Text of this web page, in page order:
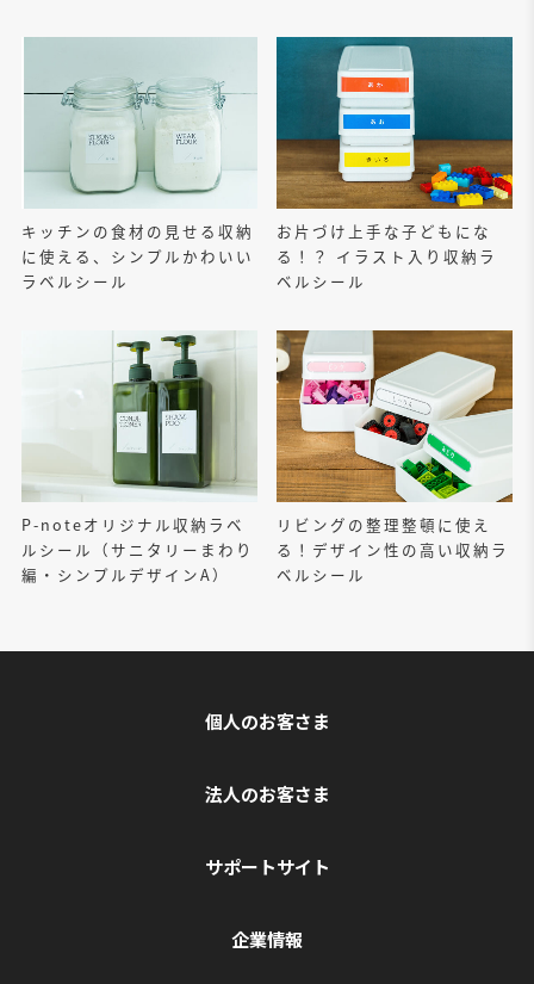
キッチンの食材の見せる収納
に使える、シンプルかわいい
ラベルシール
お片づけ上手な子どもにな
る！？ イラスト入り収納ラ
ベルシール
P-noteオリジナル収納ラベ
ルシール（サニタリーまわり
編・シンプルデザインA）
リビングの整理整頓に使え
る！デザイン性の高い収納ラ
ベルシール
個人のお客さま
法人のお客さま
サポートサイト
企業情報